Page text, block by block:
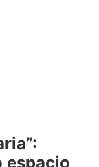
espacio